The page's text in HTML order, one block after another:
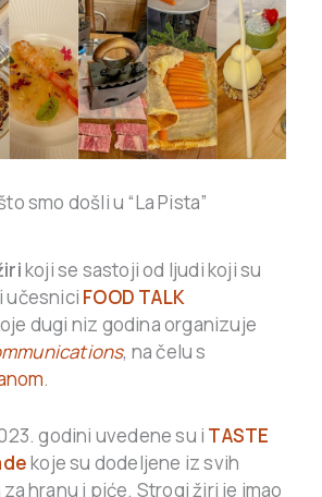
smo došli u “La Pista”
koji se sastoji od ljudi koji su
učesnici FOOD TALK
dugi niz godina organizuje
, na čelu s
.
godini uvedene su i TASTE
koje su dodeljene iz svih
hranu i piće. Strogi žiri je imao